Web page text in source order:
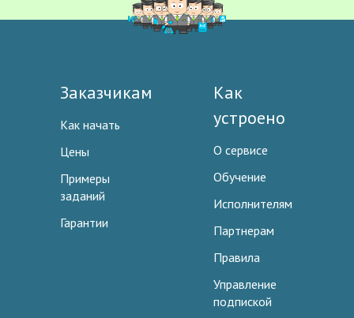
Заказчикам
Как начать
Цены
Примеры
заданий
Гарантии
Как
устроено
О сервисе
Обучение
Исполнителям
Партнерам
Правила
Управление
подпиской